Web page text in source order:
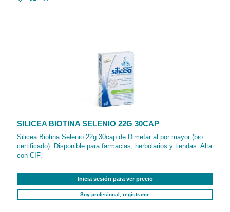
SILICEA BIOTINA SELENIO 22G 30CAP
Silicea Biotina Selenio 22g 30cap de Dimefar al por mayor (bio
certificado). Disponible para farmacias, herbolarios y tiendas. Alta
con CIF.
Inicia sesión para ver precio
Soy profesional, regístrame